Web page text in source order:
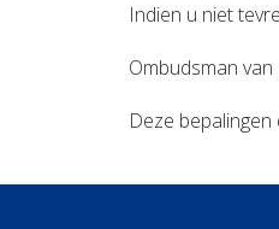
Indien u niet
Ombudsman
Deze